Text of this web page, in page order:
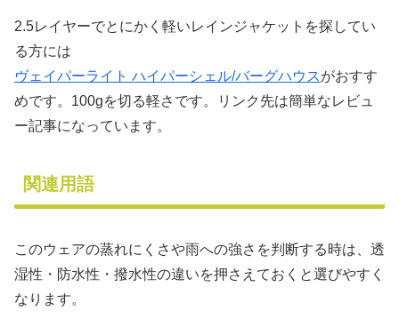
2.5レイヤーでとにかく軽いレインジャケットを探してい
る方には
ヴェイパーライト ハイパーシェル/バーグハウスがおすす
めです。100gを切る軽さです。リンク先は簡単なレビュ
ー記事になっています。
関連用語
このウェアの蒸れにくさや雨への強さを判断する時は、透
湿性・防水性・撥水性の違いを押さえておくと選びやすく
なります。